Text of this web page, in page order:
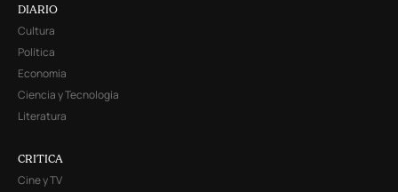
DIARIO
Cultura
Política
Economía
Ciencia y Tecnología
Literatura
CRITICA
Cine y TV